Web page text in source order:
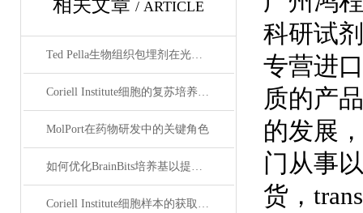
相关文章 / ARTICLE
Ted Pella生物组织包埋剂在光镜与电镜联用技术中的应用
Coriell Institute细胞的复苏培养与质量控制规范
MolPort在药物研发中的关键角色
如何优化BrainBits培养基以提高实验效果？
Coriell Institute细胞样本的获取与应用指南
科研试
专营进
质的产
的发展
门从事
货，